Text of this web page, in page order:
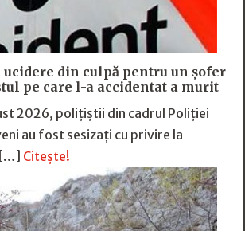
ucidere din culpă pentru un șofer
pe care l-a accidentat a murit
2026, polițiștii din cadrul Poliției
au fost sesizați cu privire la
[…] Citește!